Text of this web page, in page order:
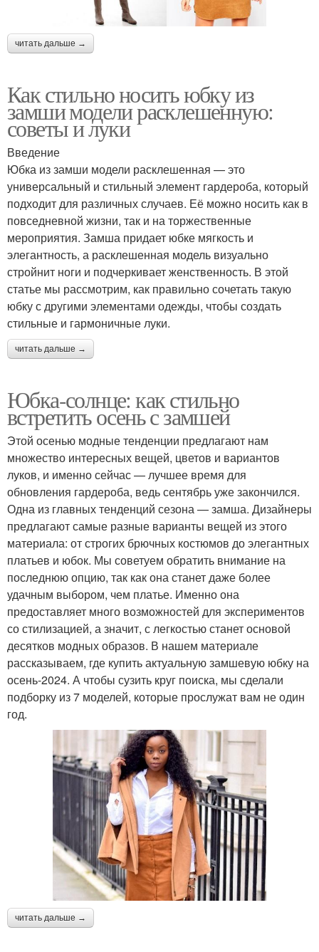
читать дальше →
Как стильно носить юбку из
замши модели расклешенную:
советы и луки
Введение
Юбка из замши модели расклешенная — это
универсальный и стильный элемент гардероба, который
подходит для различных случаев. Её можно носить как в
повседневной жизни, так и на торжественные
мероприятия. Замша придает юбке мягкость и
элегантность, а расклешенная модель визуально
стройнит ноги и подчеркивает женственность. В этой
статье мы рассмотрим, как правильно сочетать такую
юбку с другими элементами одежды, чтобы создать
стильные и гармоничные луки.
читать дальше →
Юбка-солнце: как стильно
встретить осень с замшей
Этой осенью модные тенденции предлагают нам
множество интересных вещей, цветов и вариантов
луков, и именно сейчас — лучшее время для
обновления гардероба, ведь сентябрь уже закончился.
Одна из главных тенденций сезона — замша. Дизайнеры
предлагают самые разные варианты вещей из этого
материала: от строгих брючных костюмов до элегантных
платьев и юбок. Мы советуем обратить внимание на
последнюю опцию, так как она станет даже более
удачным выбором, чем платье. Именно она
предоставляет много возможностей для экспериментов
со стилизацией, а значит, с легкостью станет основой
десятков модных образов. В нашем материале
рассказываем, где купить актуальную замшевую юбку на
осень-2024. А чтобы сузить круг поиска, мы сделали
подборку из 7 моделей, которые прослужат вам не один
год.
читать дальше →